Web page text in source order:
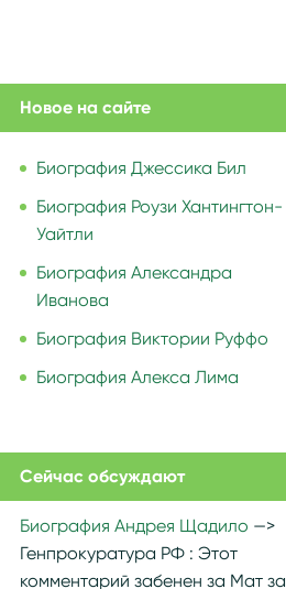
Новое на сайте
Биография Джессика Бил
Биография Роузи Хантингтон-
Уайтли
Биография Александра
Иванова
Биография Виктории Руффо
Биография Алекса Лима
Сейчас обсуждают
Биография Андрея Щадило
Генпрокуратура РФ : Этот
комментарий забенен за Мат за